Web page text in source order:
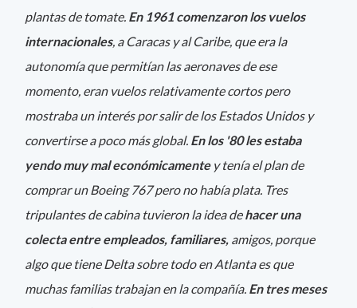
plantas de tomate. En 1961 comenzaron los vuelos
internacionales, a Caracas y al Caribe, que era la
autonomía que permitían las aeronaves de ese
momento, eran vuelos relativamente cortos pero
mostraba un interés por salir de los Estados Unidos y
convertirse a poco más global. En los '80 les estaba
yendo muy mal económicamente y tenía el plan de
comprar un Boeing 767 pero no había plata. Tres
tripulantes de cabina tuvieron la idea dehacer una
colecta entre empleados, familiares, amigos, porque
algo que tiene Delta sobre todo en Atlanta es que
muchas familias trabajan en la compañía. En tres meses